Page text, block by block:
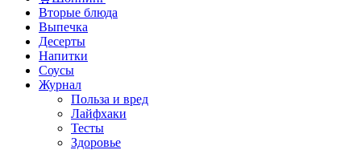
Вторые блюда
Выпечка
Десерты
Напитки
Соусы
Журнал
Польза и вред
Лайфхаки
Тесты
Здоровье